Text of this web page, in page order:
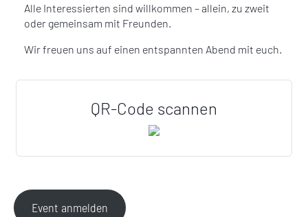
Alle Interessierten sind willkommen – allein, zu zweit
oder gemeinsam mit Freunden.
Wir freuen uns auf einen entspannten Abend mit euch.
QR-Code scannen
Event anmelden